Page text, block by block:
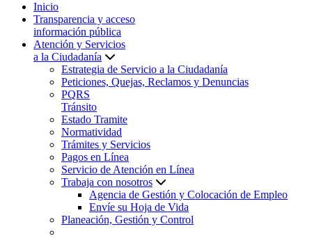
Inicio
Transparencia y acceso
información pública
Atención y Servicios
a la Ciudadanía
Estrategia de Servicio a la Ciudadanía
Peticiones, Quejas, Reclamos y Denuncias
PQRS
Tránsito
Estado Tramite
Normatividad
Trámites y Servicios
Pagos en Línea
Servicio de Atención en Línea
Trabaja con nosotros
Agencia de Gestión y Colocación de Empleo
Envíe su Hoja de Vida
Planeación, Gestión y Control